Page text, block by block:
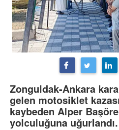
Zonguldak-Ankara
gelen motosiklet
kaybeden Alper
yolculuğuna uğurlandı.